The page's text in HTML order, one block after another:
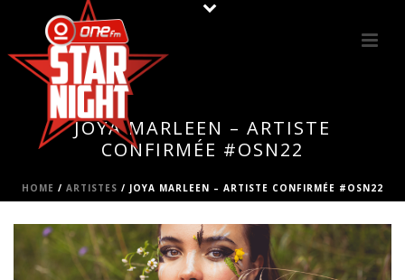
JOYA MARLEEN – ARTISTE
CONFIRMÉE #OSN22
HOME / ARTISTES / JOYA MARLEEN – ARTISTE CONFIRMÉE #OSN22